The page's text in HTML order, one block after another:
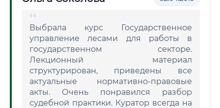
Выбрала курс Государственное
управление лесами для работы в
государственном секторе.
Лекционный материал
структурирован, приведены все
актуальные нормативно-правовые
акты. Очень понравился разбор
судебной практики. Куратор всегда на